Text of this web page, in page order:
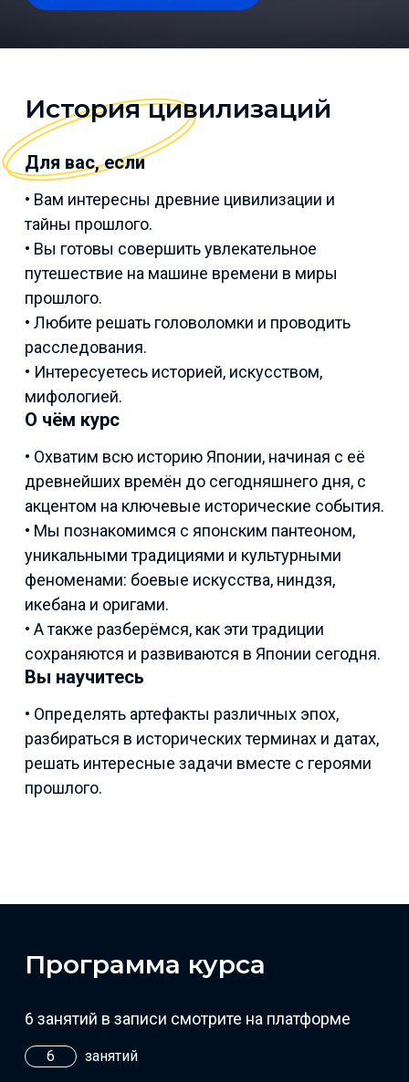
История цивилизаций
Для вас, если
• Вам интересны древние цивилизации и
тайны прошлого.
• Вы готовы совершить увлекательное
путешествие на машине времени в миры
прошлого.
• Любите решать головоломки и проводить
расследования.
• Интересуетесь историей, искусством,
мифологией.
О чём курс
• Охватим всю историю Японии, начиная с её
древнейших времён до сегодняшнего дня, с
акцентом на ключевые исторические события.
• Мы познакомимся с японским пантеоном,
уникальными традициями и культурными
феноменами: боевые искусства, ниндзя,
икебана и оригами.
• А также разберёмся, как эти традиции
сохраняются и развиваются в Японии сегодня.
Вы научитесь
• Определять артефакты различных эпох,
разбираться в исторических терминах и датах,
решать интересные задачи вместе с героями
прошлого.
Программа курса
6 занятий в записи смотрите на платформе
6 занятий